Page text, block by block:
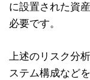
に設置された資
必要です。
上述のリスク分
ステム構成など